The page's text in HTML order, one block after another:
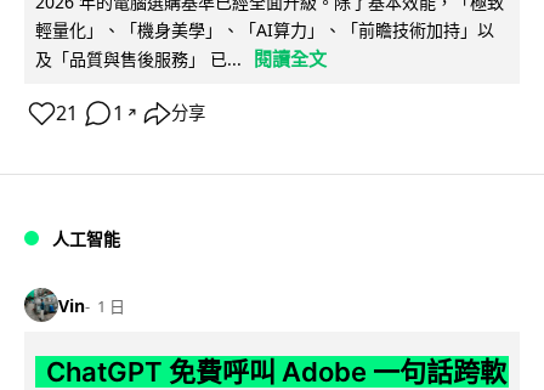
輕量化」、「機身美學」、「AI算力」、「前瞻技術加持」以
及「品質與售後服務」 已...
閱讀全文
21 1 ↗ 分享
人工智能
Vin 1 日
ChatGPT 免費呼叫 Adobe 一句話跨軟